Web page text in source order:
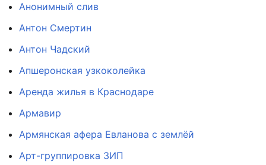
Анонимный слив
Антон Смертин
Антон Чадский
Апшеронская узкоколейка
Аренда жилья в Краснодаре
Армавир
Армянская афера Евланова с землёй
Арт-группировка ЗИП